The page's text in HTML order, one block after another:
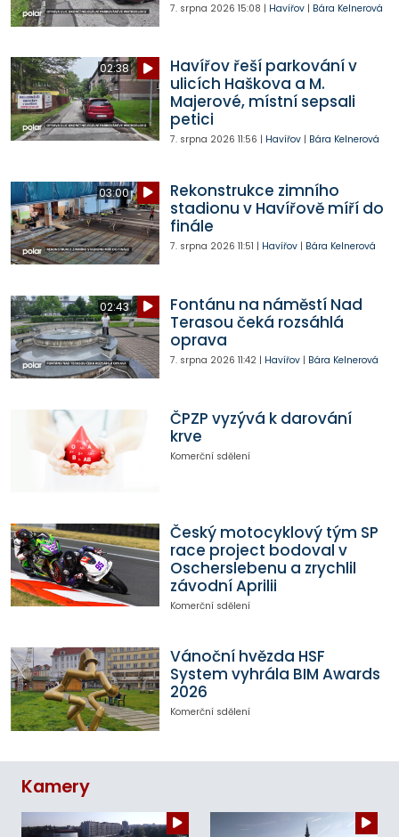
7. srpna 2026 15:08 | Havířov| Bára Kelnerová
02:38
Havířov řeší parkování v
ulicích Haškova a M.
Majerové, místní sepsali
petici
7. srpna 2026 11:56 | Havířov| Bára Kelnerová
03:00
Rekonstrukce zimního
stadionu v Havířově míří do
finále
7. srpna 2026 11:51 | Havířov| Bára Kelnerová
02:43
Fontánu na náměstí Nad
Terasou čeká rozsáhlá
oprava
7. srpna 2026 11:42| Havířov| Bára Kelnerová
ČPZP vyzývá k darování
krve
Komerční sdělení
Český motocyklový tým SP
race project bodoval v
Oscherslebenu a zrychlil
závodní Aprilii
Komerční sdělení
Vánoční hvězda HSF
System vyhrála BIM Awards
2026
Komerční sdělení
Kamery